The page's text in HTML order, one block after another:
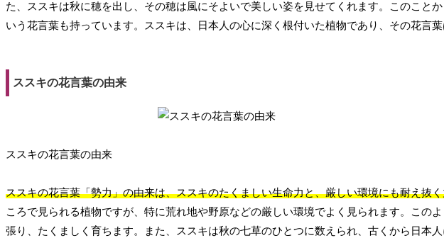
た、ススキは秋に穂を出し、その穂は風にそよいで美しい姿を見せてくれます。このこと
いう花言葉も持っています。ススキは、日本人の心に深く根付いた植物であり、その花言
ススキの花言葉の由来
ススキの花言葉の由来
ススキの花言葉「勢力」の由来は、ススキのたくましい生命力と、厳しい環境にも耐え抜
ころで見られる植物ですが、特に荒れ地や野原などの厳しい環境でよく見られます。この
張り、たくましく育ちます。また、ススキは秋の七草のひとつに数えられ、古くから日本